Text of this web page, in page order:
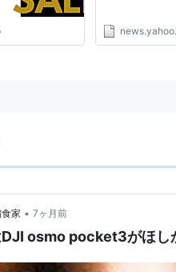
家 • 7ヶ月前
osmo pocket3がほし